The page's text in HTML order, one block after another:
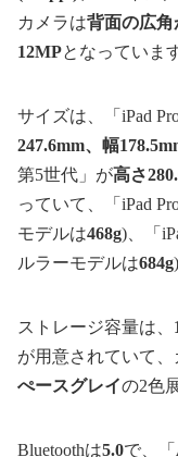
カメラは背面の広角
12MPとなっていま
サイズは、「iPad
247.6mm、幅
第5世代」が高さ
っていて、「iPad
モデルは468g)、「
ルラーモデルは684g
ストレージ容量は、
が用意されていて
ぺースグレイの2色
Bluetoothは5.0で、「